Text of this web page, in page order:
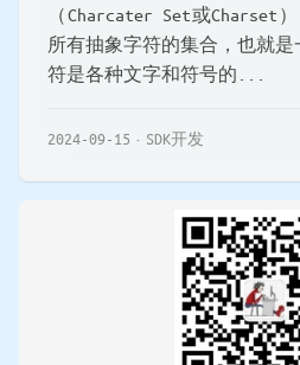
（Charcater Set或Charset
所有抽象字符的集合，也就
符是各种文字和符号的...
2024-09-15 SDK开发